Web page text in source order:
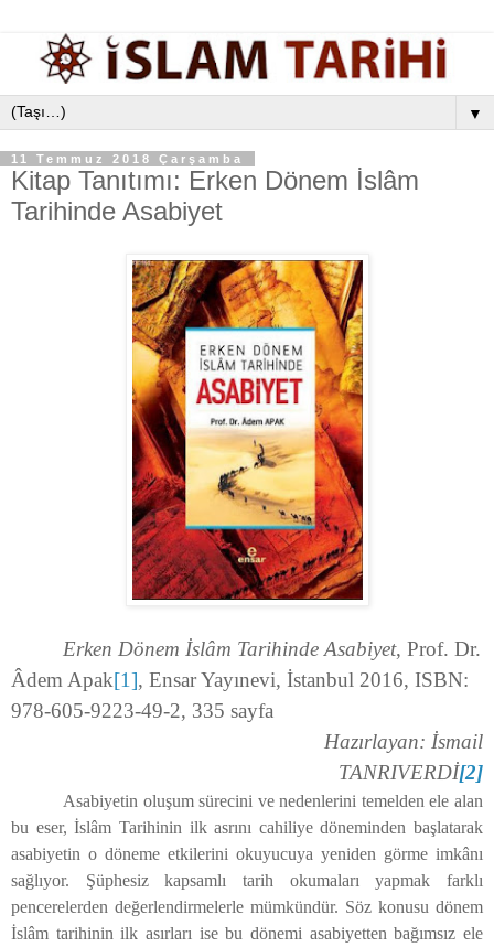
▼
11 Temmuz 2018 Çarşamba
Kitap Tanıtımı: Erken Dönem İslâm
Tarihinde Asabiyet
Erken Dönem İslâm Tarihinde Asabiyet, Prof. Dr.
Âdem Apak[1], Ensar Yayınevi, İstanbul 2016, ISBN:
978-605-9223-49-2, 335 sayfa
Hazırlayan: İsmail
TANRIVERDİ[2]
Asabiyetin oluşum sürecini ve nedenlerini temelden ele alan
bu eser, İslâm Tarihinin ilk asrını cahiliye döneminden başlatarak
asabiyetin o döneme etkilerini okuyucuya yeniden görme imkânı
sağlıyor. Şüphesiz kapsamlı tarih okumaları yapmak farklı
pencerelerden değerlendirmelerle mümkündür. Söz konusu dönem
İslâm tarihinin ilk asırları ise bu dönemi asabiyetten bağımsız ele